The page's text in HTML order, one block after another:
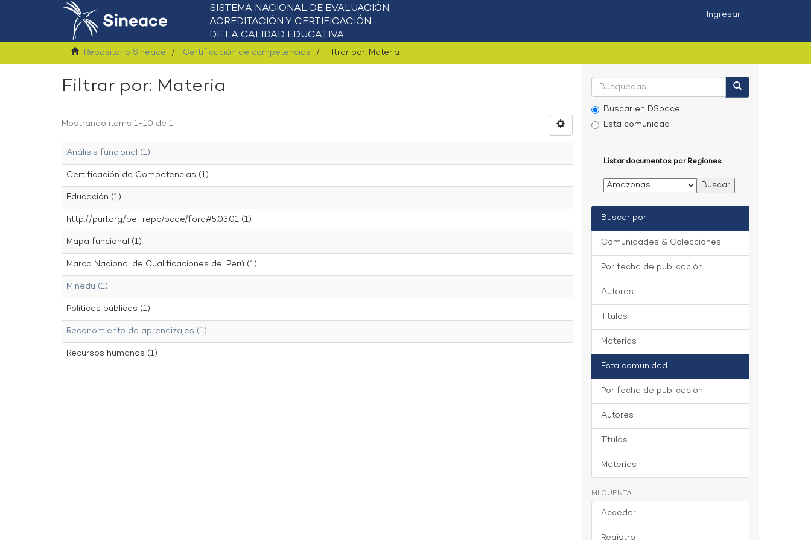
Ingresar
Repositorio Sineace Certificación de competencias Filtrar por: Materia
Filtrar por: Materia
Mostrando ítems 1-10 de 1
Análisis funcional (1)
Certificación de Competencias (1)
Educación (1)
http://purl.org/pe-repo/ocde/ford#5.03.01 (1)
Mapa funcional (1)
Marco Nacional de Cualificaciones del Perú (1)
Minedu (1)
Políticas públicas (1)
Reconomiento de aprendizajes (1)
Recursos humanos (1)
Buscar en DSpace
Esta comunidad
Listar documentos por Regiones
Buscar por
Comunidades & Colecciones
Por fecha de publicación
Autores
Títulos
Materias
Esta comunidad
Por fecha de publicación
Autores
Títulos
Materias
MI CUENTA
Acceder